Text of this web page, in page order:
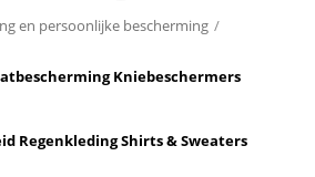
en persoonlijke bescherming /
Kniebeschermers
RegenkledingShirts & Sweaters